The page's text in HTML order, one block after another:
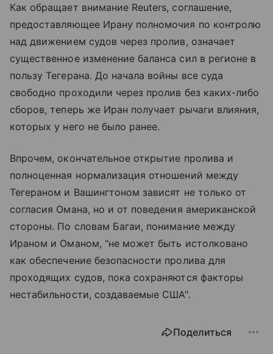
Как обращает внимание Reuters, соглашение,
предоставляющее Ирану полномочия по контролю
над движением судов через пролив, означает
существенное изменение баланса сил в регионе в
пользу Тегерана. До начала войны все суда
свободно проходили через пролив без каких-либо
сборов, теперь же Иран получает рычаги влияния,
которых у него не было ранее.
Впрочем, окончательное открытие пролива и
полноценная нормализация отношений между
Тегераном и Вашингтоном зависят не только от
согласия Омана, но и от поведения американской
стороны. По словам Багаи, понимание между
Ираном и Оманом, "не может быть истолковано
как обеспечение безопасности пролива для
проходящих судов, пока сохраняются факторы
нестабильности, создаваемые США".
Поделиться